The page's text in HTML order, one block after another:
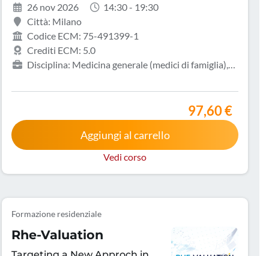
26 nov 2026
14:30 - 19:30
Città: Milano
Codice ECM: 75-491399-1
Crediti ECM: 5.0
Disciplina: Medicina generale (medici di famiglia),
Dermatologia e venereologia, Infermiere, Medicina del
97,60 €
Aggiungi al carrello
Vedi corso
Formazione residenziale
Rhe-Valuation